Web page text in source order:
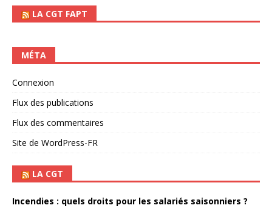
LA CGT FAPT
MÉTA
Connexion
Flux des publications
Flux des commentaires
Site de WordPress-FR
LA CGT
Incendies : quels droits pour les salariés saisonniers ?